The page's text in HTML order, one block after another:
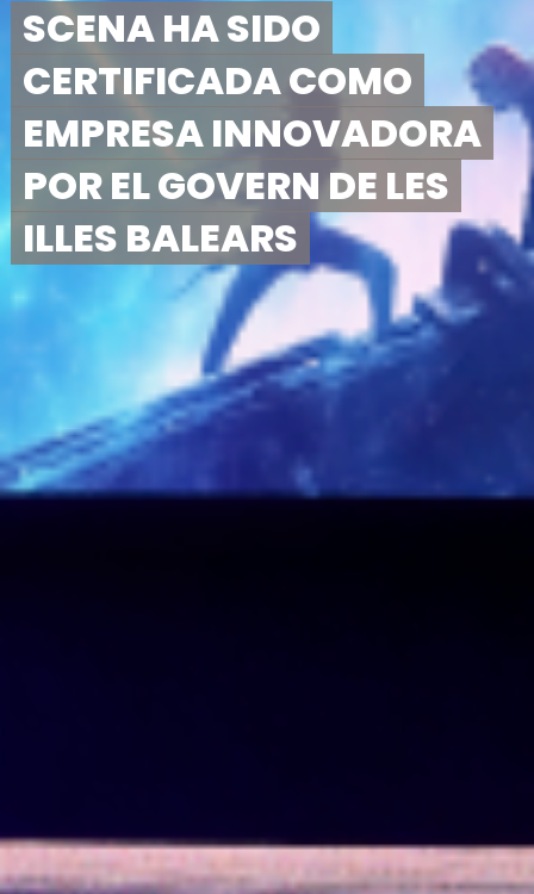
SCENA HA SIDO
CERTIFICADA COMO
EMPRESA INNOVADORA
POR EL GOVERN DE LES
ILLES BALEARS